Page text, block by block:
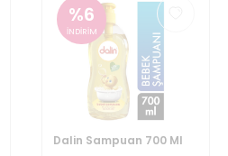
%6
İNDİRİM
Dalin Sampuan 700 Ml